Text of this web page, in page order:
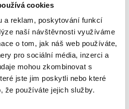
cookies
a reklam, poskytování funkcí
naší návštěvnosti využíváme
o tom, jak náš web používáte,
pro sociální média, inzerci a
mohou zkombinovat s
jste jim poskytli nebo které
že používáte jejich služby.
a mějte tak
dezinformace a
v Česku šíří.
WhatsApp